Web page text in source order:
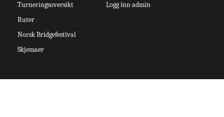
Turneringsoversikt
Ruter
Norsk Bridgefestival
Skjemaer
Logg inn admin